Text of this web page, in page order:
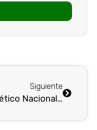
Siguiente
Atlético Nacional y MG Motor Colombia: «El Fichaje Del Año» . . .